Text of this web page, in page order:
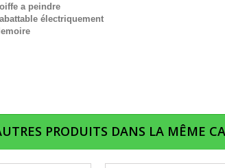
a peindre
électriquement
PRODUITS DANS LA MÊME